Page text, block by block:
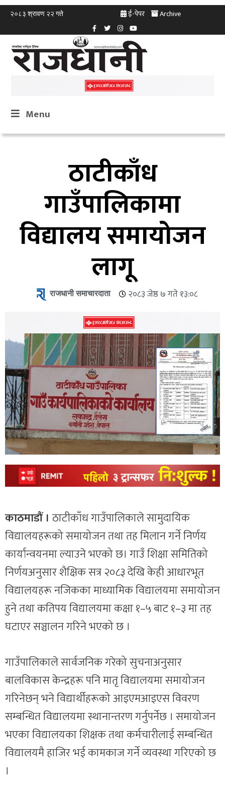
२०८३ श्रावण २२ गते ई-पेपर Archive
Menu
ठाटीकाँध
गाउँपालिकामा
विद्यालय समायोजन
लागू
राजधानी समाचारदाता २०८३ जेष्ठ ७ गते १३:०८
काठमाडौं । ठाटीकाँध गाउँपालिकाले सामुदायिक
विद्यालयहरूको समायोजन तथा तह मिलान गर्ने निर्णय
कार्यान्वयनमा ल्याउने भएको छ। गाउँ शिक्षा समितिको
निर्णयअनुसार शैक्षिक सत्र २०८३ देखि केही आधारभूत
विद्यालयहरू नजिकका माध्यामिक विद्यालयमा समायोजन
हुने तथा कतिपय विद्यालयमा कक्षा १–५ बाट १–३ मा तह
घटाएर सञ्चालन गरिने भएको छ ।
गाउँपालिकाले सार्वजनिक गरेको सुचनाअनुसार
बालविकास केन्द्रहरू पनि मातृ विद्यालयमा समायोजन
गरिनेछन् भने विद्यार्थीहरूको आइएमआइएस विवरण
सम्बन्धित विद्यालयमा स्थानान्तरण गर्नुपर्नेछ । समायोजन
भएका विद्यालयका शिक्षक तथा कर्मचारीलाई सम्बन्धित
विद्यालयमै हाजिर भई कामकाज गर्ने व्यवस्था गरिएको छ
।